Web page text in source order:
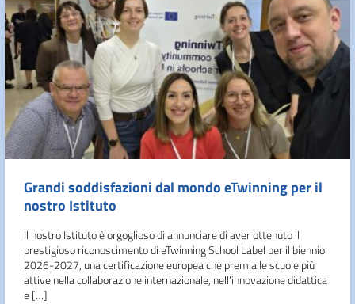
Grandi soddisfazioni dal mondo eTwinning per il
nostro Istituto
Il nostro Istituto è orgoglioso di annunciare di aver ottenuto il
prestigioso riconoscimento di eTwinning School Label per il biennio
2026-2027, una certificazione europea che premia le scuole più
attive nella collaborazione internazionale, nell’innovazione didattica
e […]